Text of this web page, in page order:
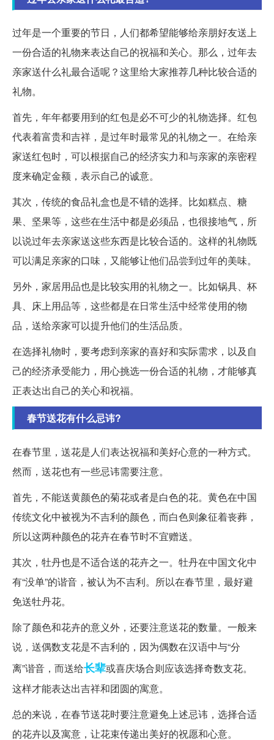
过年是一个重要的节日，人们都希望能够给亲朋好友送上
一份合适的礼物来表达自己的祝福和关心。那么，过年去
亲家送什么礼最合适呢？这里给大家推荐几种比较合适的
礼物。
首先，年年都要用到的红包是必不可少的礼物选择。红包
代表着富贵和吉祥，是过年时最常见的礼物之一。在给亲
家送红包时，可以根据自己的经济实力和与亲家的亲密程
度来确定金额，表示自己的诚意。
其次，传统的食品礼盒也是不错的选择。比如糕点、糖
果、坚果等，这些在生活中都是必须品，也很接地气，所
以说过年去亲家送这些东西是比较合适的。这样的礼物既
可以满足亲家的口味，又能够让他们品尝到过年的美味。
另外，家居用品也是比较实用的礼物之一。比如锅具、杯
具、床上用品等，这些都是在日常生活中经常使用的物
品，送给亲家可以提升他们的生活品质。
在选择礼物时，要考虑到亲家的喜好和实际需求，以及自
己的经济承受能力，用心挑选一份合适的礼物，才能够真
正表达出自己的关心和祝福。
春节送花有什么忌讳?
在春节里，送花是人们表达祝福和美好心意的一种方式。
然而，送花也有一些忌讳需要注意。
首先，不能送黄颜色的菊花或者是白色的花。黄色在中国
传统文化中被视为不吉利的颜色，而白色则象征着丧葬，
所以这两种颜色的花卉在春节时不宜赠送。
其次，牡丹也是不适合送的花卉之一。牡丹在中国文化中
有“没单”的谐音，被认为不吉利。所以在春节里，最好避
免送牡丹花。
除了颜色和花卉的意义外，还要注意送花的数量。一般来
说，送偶数支花是不吉利的，因为偶数在汉语中与“分
离”谐音，而送给长辈或喜庆场合则应该选择奇数支花。
这样才能表达出吉祥和团圆的寓意。
总的来说，在春节送花时要注意避免上述忌讳，选择合适
的花卉以及寓意，让花束传递出美好的祝愿和心意。